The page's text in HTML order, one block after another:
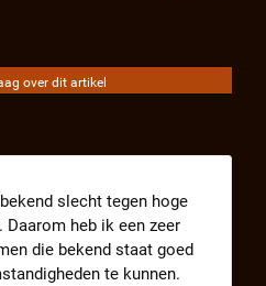
over dit artikel
slecht tegen hoge
heb ik een zeer
die bekend staat goed
te kunnen.